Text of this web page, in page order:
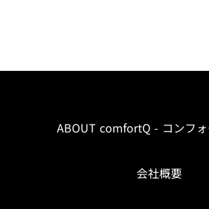
ABOUT comfortQ - コンフ
会社概要